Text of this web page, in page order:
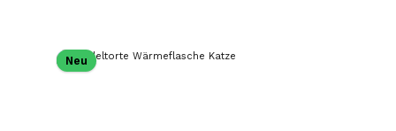
Neu